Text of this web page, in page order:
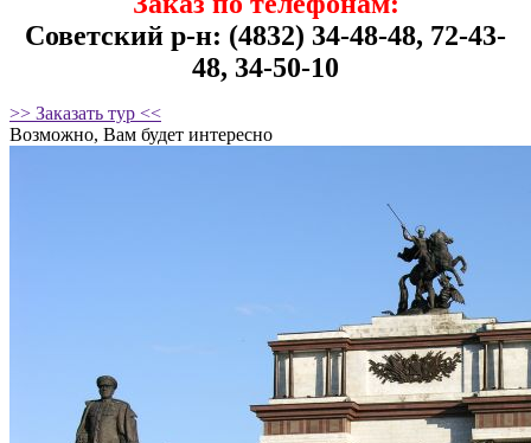
Советский р-н: (4832) 34-48-48, 72-43-
48, 34-50-10
>> Заказать тур <<
Возможно, Вам будет интересно